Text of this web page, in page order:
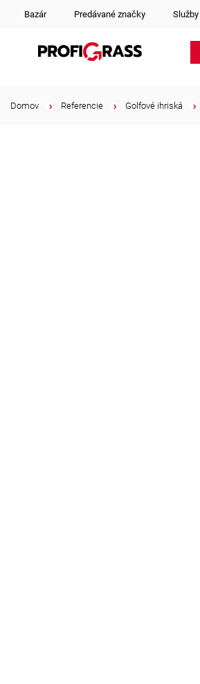
Bazár Predávané značky Služby
Domov Referencie Golfové ihriská